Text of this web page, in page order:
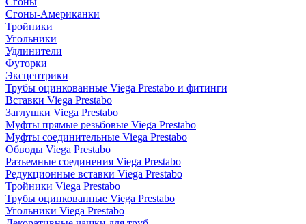
Сгоны-Американки
Тройники
Угольники
Удлинители
Футорки
Эксцентрики
Трубы оцинкованные Viega Prestabo и фитинги
Вставки Viega Prestabo
Заглушки Viega Prestabo
Муфты прямые резьбовые Viega Prestabo
Муфты соединительные Viega Prestabo
Обводы Viega Prestabo
Разъемные соединения Viega Prestabo
Редукционные вставки Viega Prestabo
Тройники Viega Prestabo
Трубы оцинкованные Viega Prestabo
Угольники Viega Prestabo